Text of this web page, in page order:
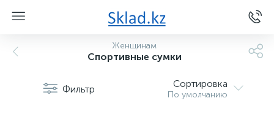
Женщинам
Спортивные сумки
Фильтр Сортировка
По умолчанию